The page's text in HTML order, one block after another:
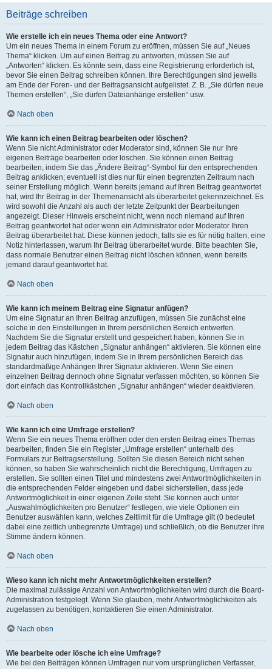
Beiträge schreiben
Wie erstelle ich ein neues Thema oder eine Antwort?
Um ein neues Thema in einem Forum zu eröffnen, müssen Sie auf „Neues
Thema“ klicken. Um auf einen Beitrag zu antworten, müssen Sie auf
„Antworten“ klicken. Es könnte sein, dass eine Registrierung erforderlich ist,
bevor Sie einen Beitrag schreiben können. Ihre Berechtigungen sind jeweils
am Ende der Foren- und der Beitragsansicht aufgelistet. Z. B. „Sie dürfen neue
Themen erstellen“, „Sie dürfen Dateianhänge erstellen“ usw.
Nach oben
Wie kann ich einen Beitrag bearbeiten oder löschen?
Wenn Sie nicht Administrator oder Moderator sind, können Sie nur Ihre
eigenen Beiträge bearbeiten oder löschen. Sie können einen Beitrag
bearbeiten, indem Sie das „Ändere Beitrag“-Symbol für den entsprechenden
Beitrag anklicken; eventuell ist dies nur für einen begrenzten Zeitraum nach
seiner Erstellung möglich. Wenn bereits jemand auf Ihren Beitrag geantwortet
hat, wird Ihr Beitrag in der Themenansicht als überarbeitet gekennzeichnet. Es
wird sowohl die Anzahl als auch der letzte Zeitpunkt der Bearbeitungen
angezeigt. Dieser Hinweis erscheint nicht, wenn noch niemand auf Ihren
Beitrag geantwortet hat oder wenn ein Administrator oder Moderator Ihren
Beitrag überarbeitet hat. Diese können jedoch, falls sie es für nötig halten, eine
Notiz hinterlassen, warum Ihr Beitrag überarbeitet wurde. Bitte beachten Sie,
dass normale Benutzer einen Beitrag nicht löschen können, wenn bereits
jemand darauf geantwortet hat.
Nach oben
Wie kann ich meinem Beitrag eine Signatur anfügen?
Um eine Signatur an Ihren Beitrag anzufügen, müssen Sie zunächst eine
solche in den Einstellungen in Ihrem persönlichen Bereich entwerfen.
Nachdem Sie die Signatur erstellt und gespeichert haben, können Sie in
jedem Beitrag das Kästchen „Signatur anhängen“ aktivieren. Sie können eine
Signatur auch hinzufügen, indem Sie in Ihrem persönlichen Bereich das
standardmäßige Anhängen Ihrer Signatur aktivieren. Wenn Sie einen
einzelnen Beitrag dennoch ohne Signatur verfassen möchten, so können Sie
dort einfach das Kontrollkästchen „Signatur anhängen“ wieder deaktivieren.
Nach oben
Wie kann ich eine Umfrage erstellen?
Wenn Sie ein neues Thema eröffnen oder den ersten Beitrag eines Themas
bearbeiten, finden Sie ein Register „Umfrage erstellen“ unterhalb des
Formulars zur Beitragserstellung. Sollten Sie diesen Bereich nicht sehen
können, so haben Sie wahrscheinlich nicht die Berechtigung, Umfragen zu
erstellen. Sie sollten einen Titel und mindestens zwei Antwortmöglichkeiten in
die entsprechenden Felder eingeben und dabei sicherstellen, dass jede
Antwortmöglichkeit in einer eigenen Zeile steht. Sie können auch unter
„Auswahlmöglichkeiten pro Benutzer“ festlegen, wie viele Optionen ein
Benutzer auswählen kann, welches Zeitlimit für die Umfrage gilt (0 bedeutet
dabei eine zeitlich unbegrenzte Umfrage) und schließlich, ob die Benutzer ihre
Stimme ändern können.
Nach oben
Wieso kann ich nicht mehr Antwortmöglichkeiten erstellen?
Die maximal zulässige Anzahl von Antwortmöglichkeiten wird durch die Board-
Administration festgelegt. Wenn Sie glauben, mehr Antwortmöglichkeiten als
zugelassen zu benötigen, kontaktieren Sie einen Administrator.
Nach oben
Wie bearbeite oder lösche ich eine Umfrage?
Wie bei den Beiträgen können Umfragen nur vom ursprünglichen Verfasser,